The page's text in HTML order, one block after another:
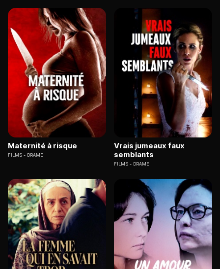
Maternité à risque
FILMS DRAME
Vrais jumeaux faux
semblants
FILMS DRAME